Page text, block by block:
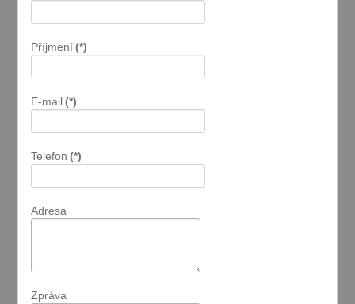
Příjmení(*)
E-mail(*)
Telefon (*)
Adresa
Zpráva